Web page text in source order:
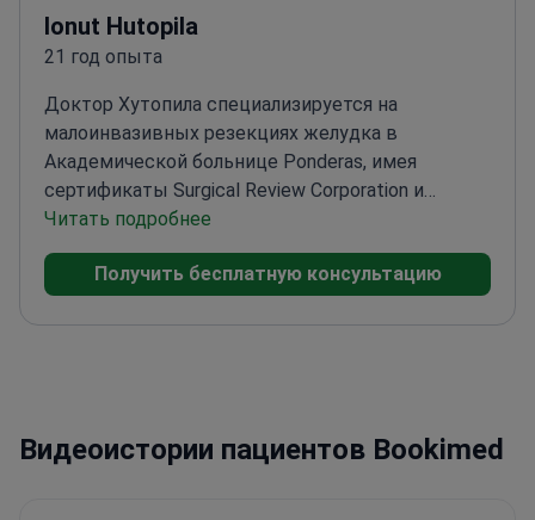
Ionut Hutopila
21 год опыта
Доктор Хутопила специализируется на
малоинвазивных резекциях желудка в
Академической больнице Ponderas, имея
сертификаты Surgical Review Corporation и
Европейского совета по
категории в области малоинвазивной
методам лечения ожирения и
операцийАктивный член нескольких
Читать подробнее
Получить бесплатную консультацию
Видеоистории пациентов Bookimed